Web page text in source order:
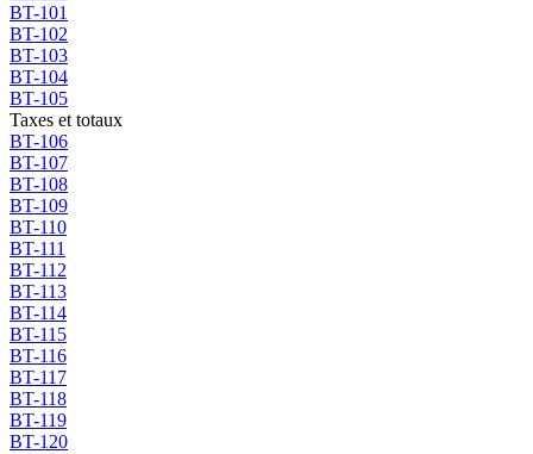
BT-101
BT-102
BT-103
BT-104
BT-105
Taxes et totaux
BT-106
BT-107
BT-108
BT-109
BT-110
BT-111
BT-112
BT-113
BT-114
BT-115
BT-116
BT-117
BT-118
BT-119
BT-120